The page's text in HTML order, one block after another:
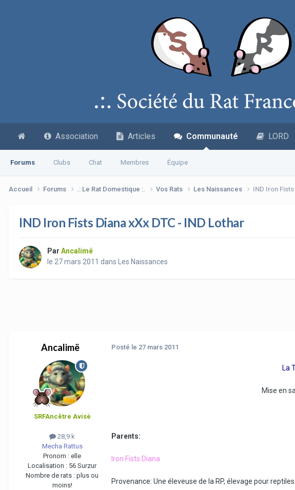
Association Articles Communauté
Forums Clubs Chat Membres Équipe
LORD
Accueil Forums .: Le Rat Domestique :. Vos Rats Les Naissances IND Iron
IND Iron Fists Diana xXx DTC - IND Lothar
Par Ancalimë
le 27 mars 2011 dans Les Naissances
Ancalimë
SRFAncêtre Avisé
28,9 k
Mecha Rattus
Pronom : elle
Localisation : 56 Surzur
Nombre de rats : plus ou
moins!
Posté le 27 mars 2011
La
Mise en
Parents:
Iron Fists Diana
Provenance: Une éleveuse de la RP, élevage pour reptiles